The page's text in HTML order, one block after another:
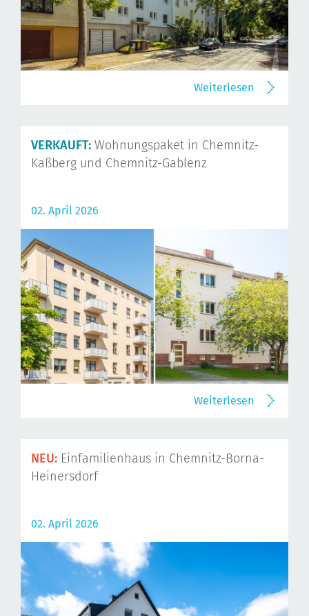
Weiterlesen
VERKAUFT: Wohnungspaket in Chemnitz-
Kaßberg und Chemnitz-Gablenz
02. April 2026
Weiterlesen
NEU: Einfamilienhaus in Chemnitz-Borna-
Heinersdorf
02. April 2026